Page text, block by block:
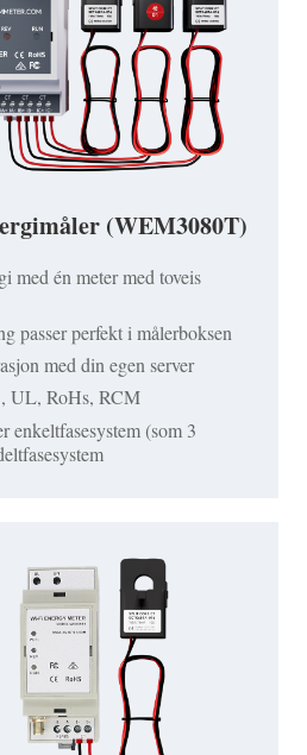
(WEM3080T)
med én meter med toveis
passer perfekt i målerboksen
med din egen server
UL, RoHs, RCM
enkeltfasesystem (som 3